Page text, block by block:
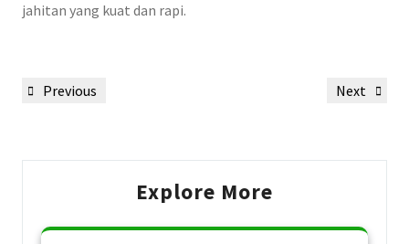
jahitan yang kuat dan rapi.
navigation
Previous
Previous
Next
Next
Explore More